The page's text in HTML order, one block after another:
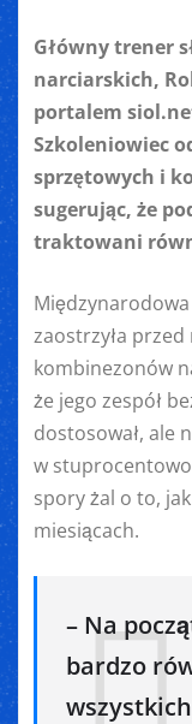
Główny trener
narciarskich,
portalem
Szkoleniowiec
sprzętowych i
sugerując, że
traktowani
zaostrzyła
kombinezonów
że jego zespół
dostosował, ale
w stuprocentowo
spory żal o to,
miesiącach.
– Na
bardzo